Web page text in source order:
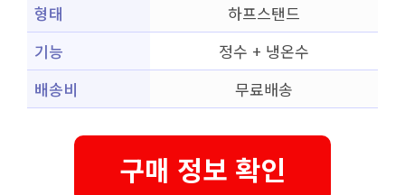
형태
하프스탠드
기능
정수 + 냉온수
배송비
무료배송
구매 정보 확인